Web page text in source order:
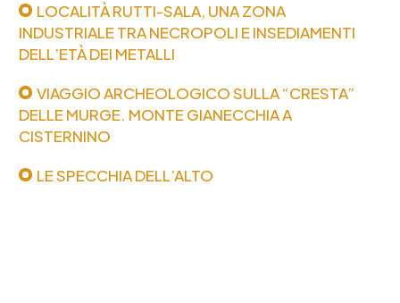
LOCALITÀ RUTTI-SALA, UNA ZONA
INDUSTRIALE TRA NECROPOLI E INSEDIAMENTI
DELL’ETÀ DEI METALLI
VIAGGIO ARCHEOLOGICO SULLA “CRESTA”
DELLE MURGE. MONTE GIANECCHIA A
CISTERNINO
LE SPECCHIA DELL’ALTO